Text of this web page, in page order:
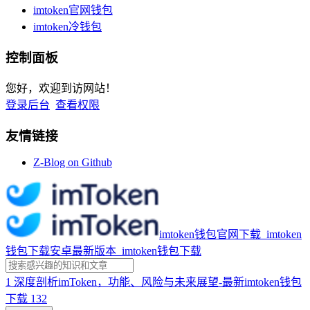
imtoken官网钱包
imtoken冷钱包
控制面板
您好，欢迎到访网站！
登录后台 查看权限
友情链接
Z-Blog on Github
imtoken钱包官网下载_imtoken
钱包下载安卓最新版本_imtoken钱包下载
1 深度剖析imToken，功能、风险与未来展望-最新imtoken钱包
下载 132